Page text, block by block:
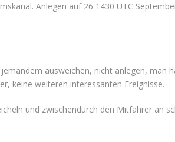
Anlegen auf 26 1430 UTC
ausweichen, nicht anlegen, man
keine weiteren interessanten Ereignisse.
und zwischendurch den Mitfahrer an